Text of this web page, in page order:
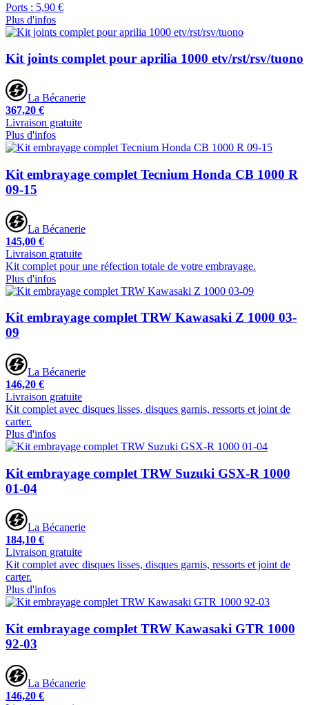
Ports : 5,90 €
Plus d'infos
Kit joints complet pour aprilia 1000 etv/rst/rsv/tuono
La Bécanerie
367,20 €
Livraison gratuite
Plus d'infos
Kit embrayage complet Tecnium Honda CB 1000 R
09-15
La Bécanerie
145,00 €
Livraison gratuite
Kit complet pour une réfection totale de votre embrayage.
Plus d'infos
Kit embrayage complet TRW Kawasaki Z 1000 03-
09
La Bécanerie
146,20 €
Livraison gratuite
Kit complet avec disques lisses, disques garnis, ressorts et joint de
carter.
Plus d'infos
Kit embrayage complet TRW Suzuki GSX-R 1000
01-04
La Bécanerie
184,10 €
Livraison gratuite
Kit complet avec disques lisses, disques garnis, ressorts et joint de
carter.
Plus d'infos
Kit embrayage complet TRW Kawasaki GTR 1000
92-03
La Bécanerie
146,20 €